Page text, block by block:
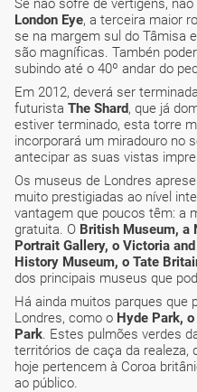
Se não sofre de vertigens,
London Eye, a terceira maior
se na margem sul do Tâmisa
são magníficas. Tambén
subindo até o 40º andar do
Em 2012, deverá ser
futurista The Shard, que já
estiver terminado, esta torre
incorporará um miradouro no
antecipar as suas vistas
Os museus de Londres
muito prestigiadas ao nível
vantagem que poucos têm: a
gratuita. O British Museum, a
Portrait Gallery, o Victoria
History Museum, o Tate
dos principais museus que
Há ainda muitos parques que
Londres, como o Hyde Park,
Park. Estes pulmões verdes
territórios de caça da realeza,
hoje pertencem à Coroa
ao público.